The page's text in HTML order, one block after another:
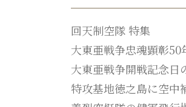
回天制空隊 特集
大東亜戦争忠魂顕彰50
大東亜戦争開戦記念日
特攻基地徳之島に空中